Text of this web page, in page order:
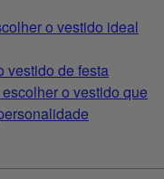
o vestido ideal
vestido de festa
o vestido que